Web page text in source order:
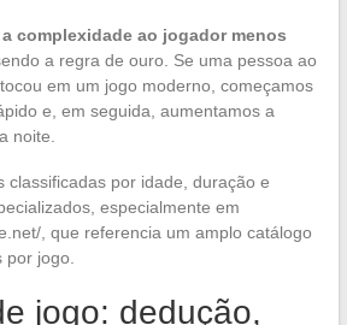
complexidade ao jogador menos
a regra de ouro. Se uma pessoa ao
em um jogo moderno, começamos
e, em seguida, aumentamos a
noite.
classificadas por idade, duração e
especialmente em
, que referencia um amplo catálogo
jogo.
jogo: dedução,